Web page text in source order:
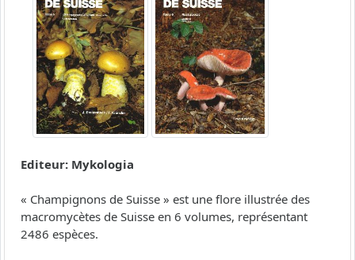
Editeur: Mykologia
« Champignons de Suisse » est une flore illustrée des
macromycètes de Suisse en 6 volumes, représentant
2486 espèces.